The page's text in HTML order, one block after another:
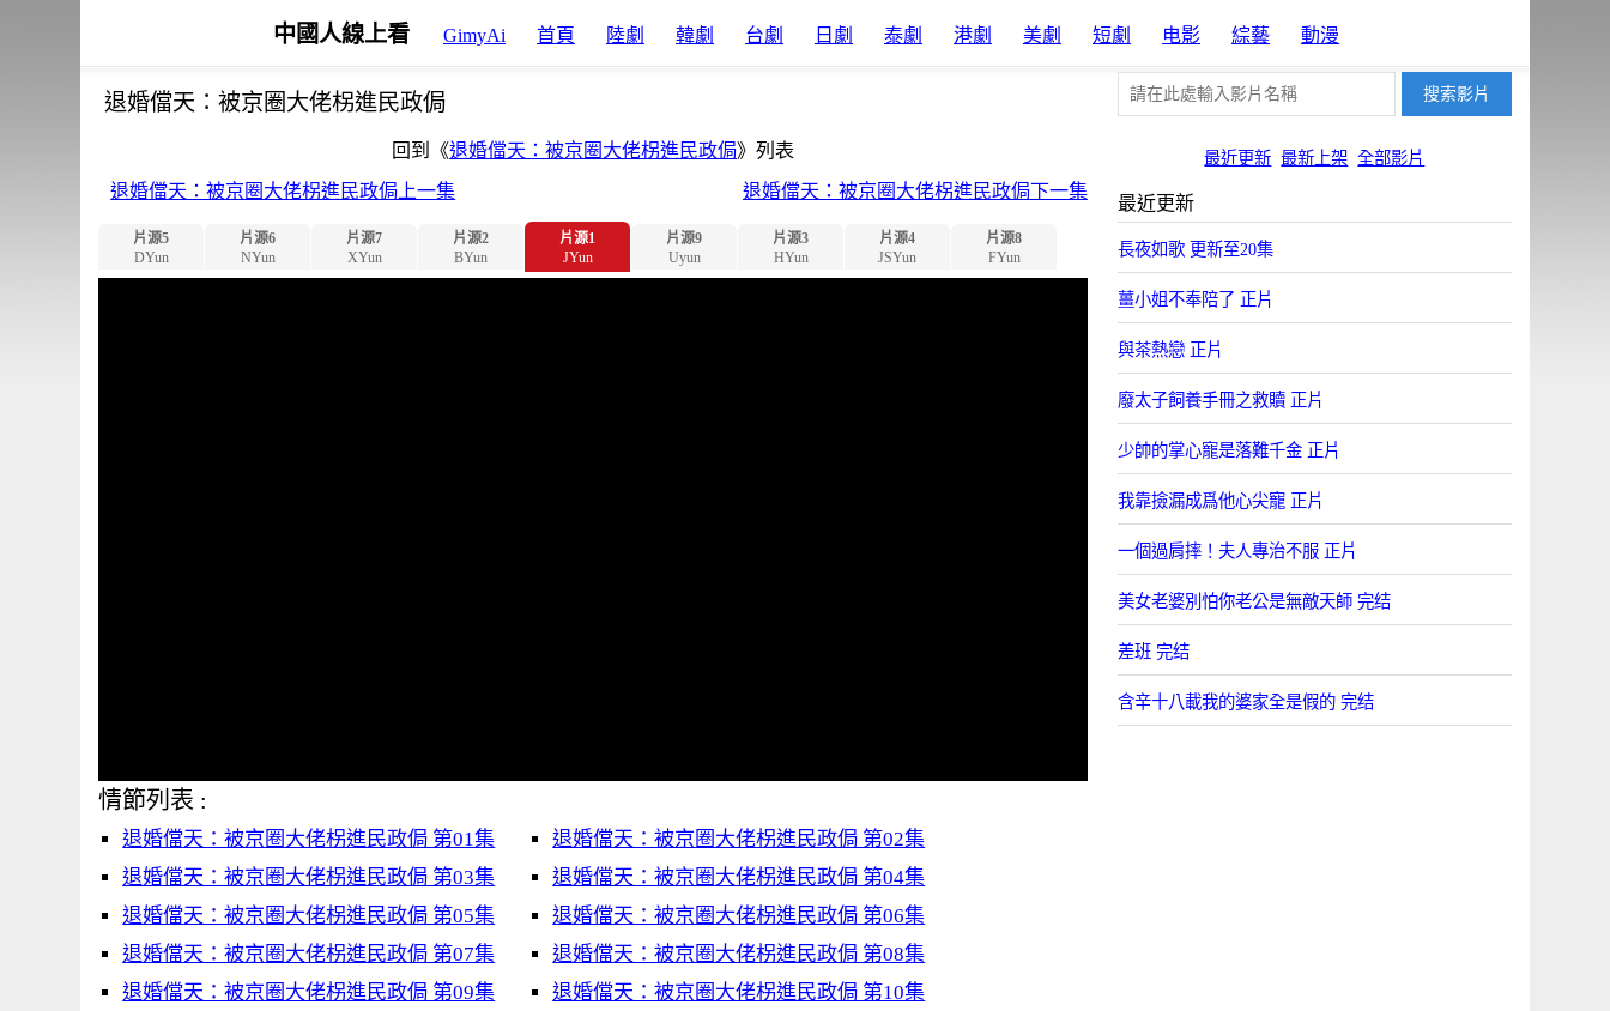
中國人線上看 GimyAi 首頁 陸劇 韓劇 台劇 日劇 泰劇 港劇 美劇 短劇 电影 綜藝 動漫
最近更新 最新上架 全部影片
退婚儅天：被京圈大佬柺進民政侷
回到《退婚儅天：被京圈大佬柺進民政侷》列表
退婚儅天：被京圈大佬柺進民政侷上一集
退婚儅天：被京圈大佬柺進民政侷下一集
片源5
DYun
片源6
NYun
片源7
XYun
片源2
BYun
片源1
JYun
片源9
Uyun
片源3
HYun
片源4
JSYun
片源8
FYun
情節列表 :
退婚儅天：被京圈大佬柺進民政侷 第01集
退婚儅天：被京圈大佬柺進民政侷 第02集
退婚儅天：被京圈大佬柺進民政侷 第03集
退婚儅天：被京圈大佬柺進民政侷 第04集
退婚儅天：被京圈大佬柺進民政侷 第05集
退婚儅天：被京圈大佬柺進民政侷 第06集
退婚儅天：被京圈大佬柺進民政侷 第07集
退婚儅天：被京圈大佬柺進民政侷 第08集
退婚儅天：被京圈大佬柺進民政侷 第09集
退婚儅天：被京圈大佬柺進民政侷 第10集
最近更新
長夜如歌 更新至20集
薑小姐不奉陪了 正片
與茶熱戀 正片
廢太子飼養手冊之救贖 正片
少帥的掌心寵是落難千金 正片
我靠撿漏成爲他心尖寵 正片
一個過肩摔！夫人專治不服 正片
美女老婆別怕你老公是無敵天師 完结
差班 完结
含辛十八載我的婆家全是假的 完结